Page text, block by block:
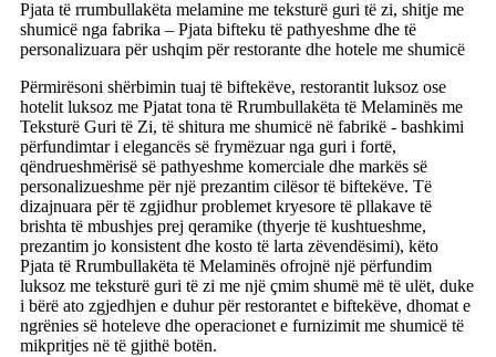
Pjata të rrumbullakëta melamine me teksturë guri të zi, shitje me
shumicë nga fabrika – Pjata bifteku të pathyeshme dhe të
personalizuara për ushqim për restorante dhe hotele me shumicë
Përmirësoni shërbimin tuaj të biftekëve, restorantit luksoz ose
hotelit luksoz me Pjatat tona të Rrumbullakëta të Melaminës me
Teksturë Guri të Zi, të shitura me shumicë në fabrikë - bashkimi
përfundimtar i elegancës së frymëzuar nga guri i fortë,
qëndrueshmërisë së pathyeshme komerciale dhe markës së
personalizueshme për një prezantim cilësor të biftekëve. Të
dizajnuara për të zgjidhur problemet kryesore të pllakave të
brishta të mbushjes prej qeramike (thyerje të kushtueshme,
prezantim jo konsistent dhe kosto të larta zëvendësimi), këto
Pjata të Rrumbullakëta të Melaminës ofrojnë një përfundim
luksoz me teksturë guri të zi me një çmim shumë më të ulët, duke
i bërë ato zgjedhjen e duhur për restorantet e biftekëve, dhomat e
ngrënies së hoteleve dhe operacionet e furnizimit me shumicë të
mikpritjes në të gjithë botën.